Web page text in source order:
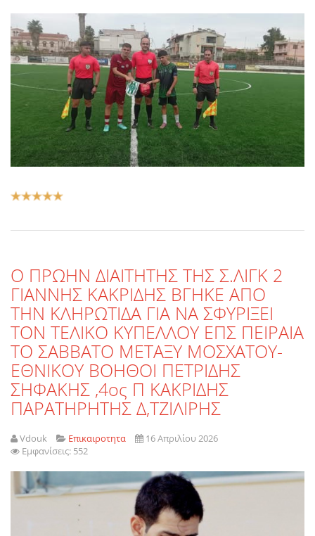
Αξιολόγηση
Ο ΠΡΩΗΝ ΔΙΑΙΤΗΤΗΣ ΤΗΣ Σ.ΛΙΓΚ 2
ΓΙΑΝΝΗΣ ΚΑΚΡΙΔΗΣ ΒΓΗΚΕ ΑΠΟ
ΤΗΝ ΚΛΗΡΩΤΙΔΑ ΓΙΑ ΝΑ ΣΦΥΡΙΞΕΙ
ΤΟΝ ΤΕΛΙΚΟ ΚΥΠΕΛΛΟΥ ΕΠΣ ΠΕΙΡΑΙΑ
ΤΟ ΣΑΒΒΑΤΟ ΜΕΤΑΞΥ ΜΟΣΧΑΤΟΥ-
ΕΘΝΙΚΟΥ ΒΟΗΘΟΙ ΠΕΤΡΙΔΗΣ
ΣΗΦΑΚΗΣ ,4ος Π ΚΑΚΡΙΔΗΣ
ΠΑΡΑΤΗΡΗΤΗΣ Δ,ΤΖΙΛΙΡΗΣ
Vdouk Επικαιροτητα
16 Απριλίου 2026
Εμφανίσεις: 552